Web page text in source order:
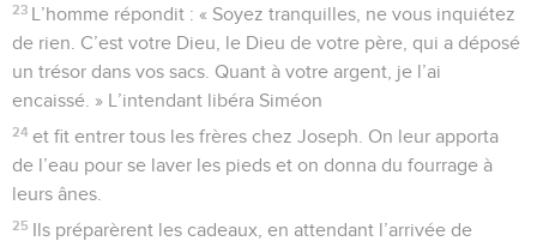
23 L’homme répondit : « Soyez tranquilles, ne vous inquiétez
de rien. C’est votre Dieu, le Dieu de votre père, qui a déposé
un trésor dans vos sacs. Quant à votre argent, je l’ai
encaissé. » L’intendant libéra Siméon
24 et fit entrer tous les frères chez Joseph. On leur apporta
de l’eau pour se laver les pieds et on donna du fourrage à
leurs ânes.
25 Ils préparèrent les cadeaux, en attendant l’arrivée de